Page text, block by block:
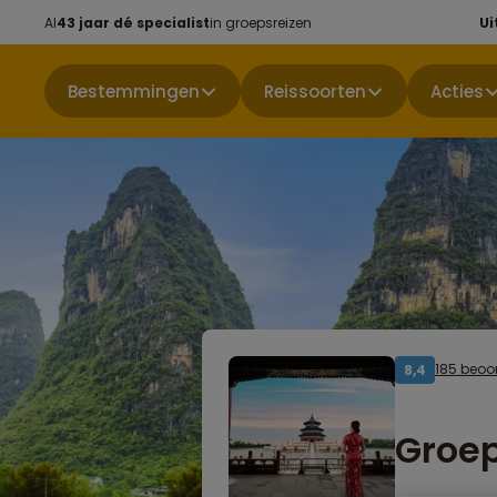
Al43 jaar dé specialistin groepsreizen
Bestemmingen Reissoorten Acties
8,4 185